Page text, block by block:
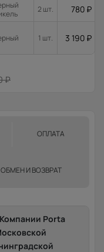
2 шт. 780 ₽
1 шт. 3 190 ₽
₽
ОПЛАТА
ОБМЕН И ВОЗВРАТ
Porta